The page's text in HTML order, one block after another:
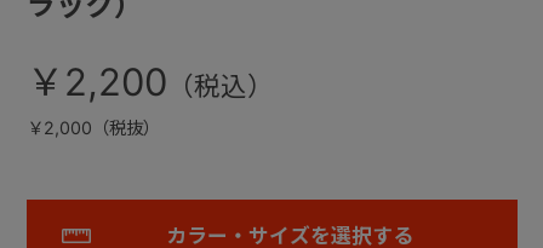
￥2,200
￥2,000（税抜）
カラー・サイズを選択する